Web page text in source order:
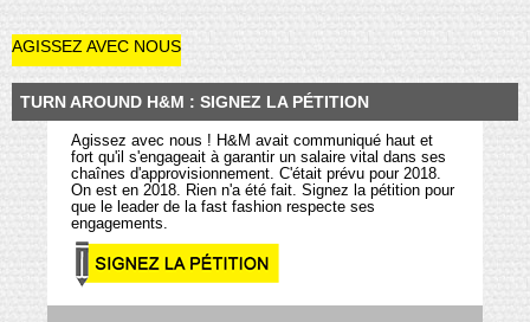
AGISSEZ AVEC NOUS
TURN AROUND H&M : SIGNEZ LA PÉTITION
Agissez avec nous ! H&M avait communiqué haut et
fort qu'il s'engageait à garantir un salaire vital dans ses
chaînes d'approvisionnement. C'était prévu pour 2018.
On est en 2018. Rien n'a été fait. Signez la pétition pour
que le leader de la fast fashion respecte ses
engagements.